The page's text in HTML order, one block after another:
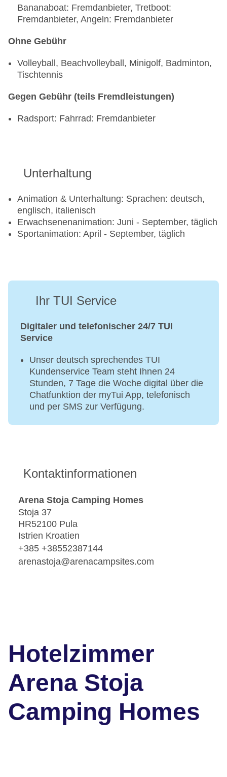
Bananaboat: Fremdanbieter, Tretboot:
Fremdanbieter, Angeln: Fremdanbieter
Ohne Gebühr
Volleyball, Beachvolleyball, Minigolf, Badminton,
Tischtennis
Gegen Gebühr (teils Fremdleistungen)
Radsport: Fahrrad: Fremdanbieter
Unterhaltung
Animation & Unterhaltung: Sprachen: deutsch,
englisch, italienisch
Erwachsenenanimation: Juni - September, täglich
Sportanimation: April - September, täglich
Ihr TUI Service
Digitaler und telefonischer 24/7 TUI
Service
Unser deutsch sprechendes TUI
Kundenservice Team steht Ihnen 24
Stunden, 7 Tage die Woche digital über die
Chatfunktion der myTui App, telefonisch
und per SMS zur Verfügung.
Kontaktinformationen
Arena Stoja Camping Homes
Stoja 37
HR52100 Pula
Istrien Kroatien
+385 +38552387144
arenastoja@arenacampsites.com
Hotelzimmer
Arena Stoja
Camping Homes